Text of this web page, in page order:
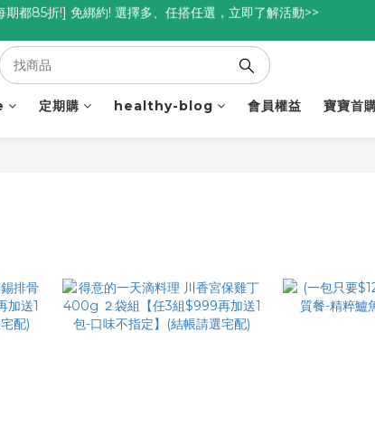
$3,000折$300  優惠碼<go88> $5,000享88折
定期購 healthy-blog 會員權益 寶寶首